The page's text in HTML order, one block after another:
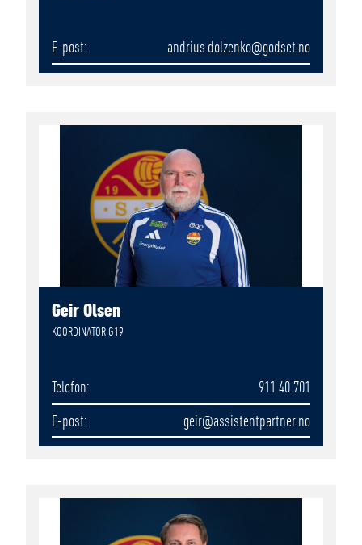
E-post andrius.dolzenko@godset.no
Geir Olsen
KOORDINATOR G19
Telefon
911 40 701
E-post
geir@assistentpartner.no